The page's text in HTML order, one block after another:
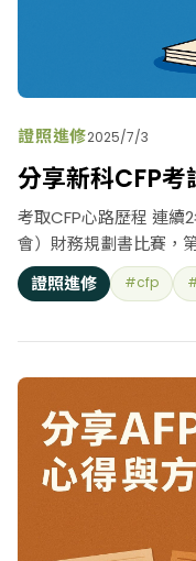
證照進修2025/7/3
分享新科CFP考
考取CFP心路歷程 連續
會）財務規劃書比賽，
第二名」，第二次以『
問」獎，FPAT很用心
手雲集的
證照進修 #cfp